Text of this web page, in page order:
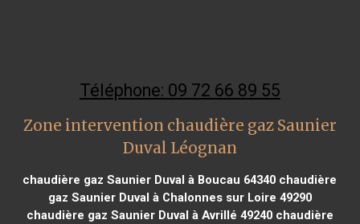
Téléphone: 09 72 66 89 55
Zone intervention chaudière gaz Saunier
Duval Léognan
chaudière gaz Saunier Duval à Boucau 64340 chaudière
gaz Saunier Duval à Chalonnes sur Loire 49290
chaudière gaz Saunier Duval à Avrillé 49240chaudière